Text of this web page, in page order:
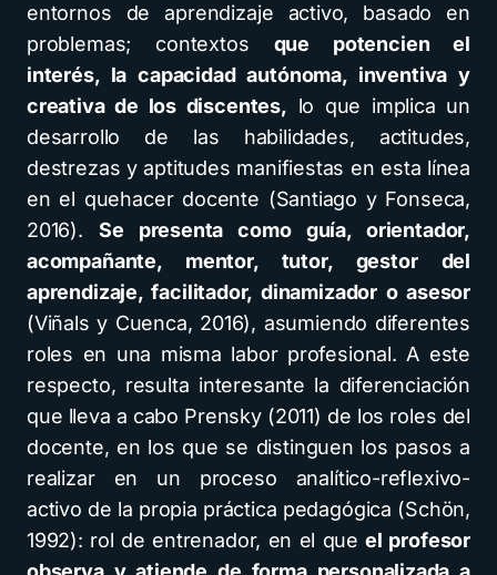
entornos de aprendizaje activo, basado en
problemas; contextos que potencien el
interés, la capacidad autónoma, inventiva y
creativa de los discentes, lo que implica un
desarrollo de las habilidades, actitudes,
destrezas y aptitudes manifiestas en esta línea
en el quehacer docente (Santiago y Fonseca,
2016).Se presenta como guía, orientador,
acompañante, mentor, tutor, gestor del
aprendizaje, facilitador, dinamizador o asesor
(Viñals y Cuenca, 2016), asumiendo diferentes
roles en una misma labor profesional. A este
respecto, resulta interesante la diferenciación
que lleva a cabo Prensky (2011) de los roles del
docente, en los que se distinguen los pasos a
realizar en un proceso analítico-reflexivo-
activo de la propia práctica pedagógica (Schön,
1992): rol de entrenador, en el queel profesor